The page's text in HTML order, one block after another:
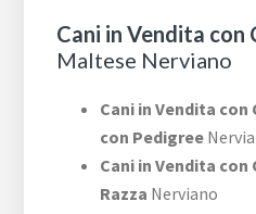
Cani in Vendita
Maltese Nerviano
Cani in Vendita
con Pedigree
Cani in Vendita
Razza Nerviano